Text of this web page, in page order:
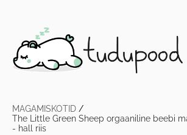
MAGAMISKOTID /
The Little Green Sheep orgaaniline beebi
- hall riis